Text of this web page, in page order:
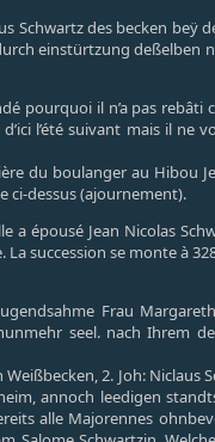
Schwartz des becken beÿ
einstürtzung deßelben
pourquoi il n’a pas
l’été suivant mais il ne
du boulanger au Hibou
ci-dessus (ajournement).
a épousé Jean Nicolas
La succession se monte à
Frau
seel. nach Ihrem
2. Joh: Niclaus
annoch leedigen
alle Majorennes